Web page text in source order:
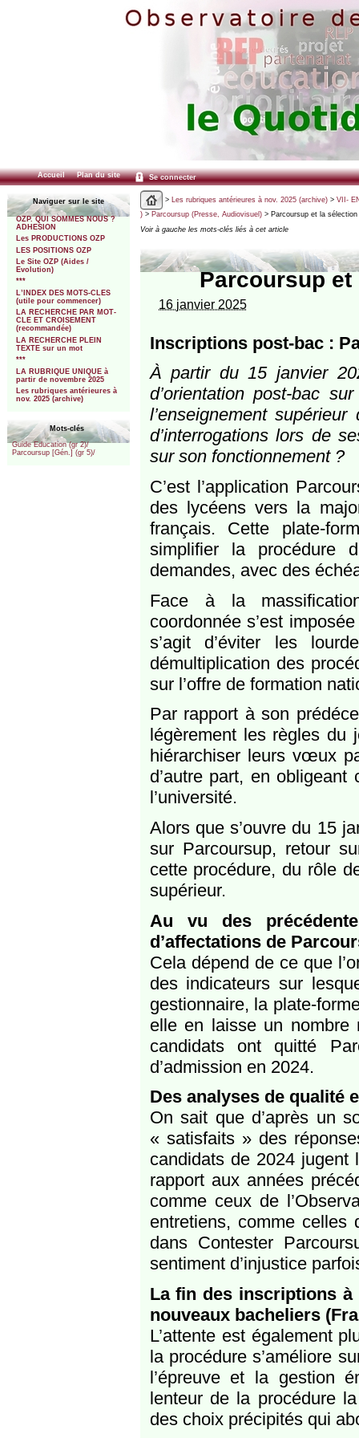
Accueil Plan du site Se connecter
Naviguer sur le site
OZP. QUI SOMMES NOUS ?
ADHESION
Les PRODUCTIONS OZP
LES POSITIONS OZP
Le Site OZP (Aides /
Evolution)
***
L’INDEX DES MOTS-CLES
(utile pour commencer)
LA RECHERCHE PAR MOT-
CLE ET CROISEMENT
(recommandée)
LA RECHERCHE PLEIN
TEXTE sur un mot
***
LA RUBRIQUE UNIQUE à
partir de novembre 2025
Les rubriques antérieures à
nov. 2025 (archive)
Mots-clés
Guide Education (gr 2)/
Parcoursup [Gén.] (gr 5)/
> Les rubriques antérieures à nov. 2025 (archive)> VII-
)> Parcoursup (Presse, Audiovisuel)> Parcoursup et la sélection
Voir à gauche les mots-clés liés à cet article
Parcoursup et
16 janvier 2025
Inscriptions post-bac :
À partir du 15 janvier
d’orientation post-bac
l’enseignement
d’interrogations lors de
sur son fonctionnement ?
C’est l’application
des lycéens vers la
français. Cette plate-
simplifier la procédure
demandes, avec des
Face à la
coordonnée s’est
s’agit d’éviter les
démultiplication des
sur l’offre de formation
Par rapport à son
légèrement les règles du
hiérarchiser leurs vœux
d’autre part, en
l’université.
Alors que s’ouvre du 15
sur Parcoursup, retour
cette procédure, du rôle
supérieur.
Au vu des
d’affectations de
Cela dépend de ce que
des indicateurs sur
gestionnaire, la plate-
elle en laisse un
candidats ont quitté
d’admission en 2024.
Des analyses de qualité
On sait que d’après un
« satisfaits » des
candidats de 2024 jugent
rapport aux années
comme ceux de
entretiens, comme celles
dans Contester
sentiment d’injustice
La fin des inscriptions à
nouveaux bacheliers
L’attente est également
la procédure s’améliore
l’épreuve et la gestion
lenteur de la procédure
des choix précipités qui